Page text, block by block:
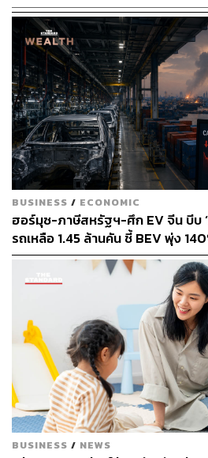
BUSINESS / ECONOMIC
ฮอร์มุซ-ภาษีสหรัฐฯ-ศึก EV จีน บีบ
รถเหลือ 1.45 ล้านคัน ชี้ BEV พุ่ง
BUSINESS / NEWS